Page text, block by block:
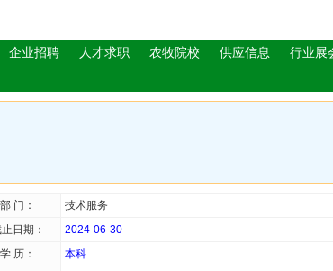
企业招聘 人才求职 农牧院校 供应信息 行业展
部 门：
技术服务
日期：
2024-06-30
学 历：
本科